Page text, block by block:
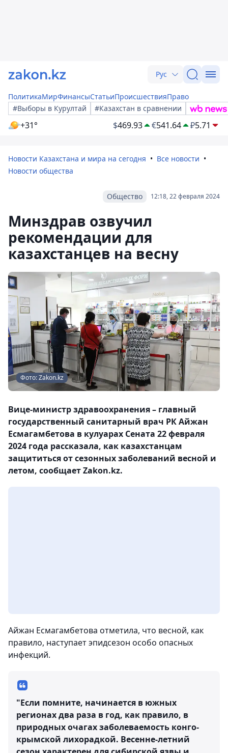
Рус
ПолитикаМирФинансыСтатьиПроисшествияПраво
#Выборы в Курултай
#Казахстан в сравнении
+31° $469.93 €541.64 ₽5.71
Новости Казахстана и мира на сегодня
Все новости
Новости общества
12:18, 22 февраля 2024
Общество
Минздрав озвучил
рекомендации для
казахстанцев на весну
Фото: Zakon.kz
Вице-министр здравоохранения – главный
государственный санитарный врач РК Айжан
Есмагамбетова в кулуарах Сената 22 февраля
2024 года рассказала, как казахстанцам
защититься от сезонных заболеваний весной и
летом, сообщает Zakon.kz.
Айжан Есмагамбетова отметила, что весной, как
правило, наступает эпидсезон особо опасных
инфекций.
"Если помните, начинается в южных
регионах два раза в год, как правило, в
природных очагах заболеваемость конго-
крымской лихорадкой. Весенне-летний